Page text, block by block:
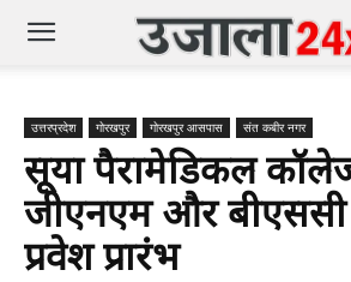
उत्तरप्रदेश गोरखपुर गोरखपुर आसपास संत कबीर नगर
सूर्या पैरामेडिकल
जीएनएम और बीएससी
प्रवेश प्रारंभ